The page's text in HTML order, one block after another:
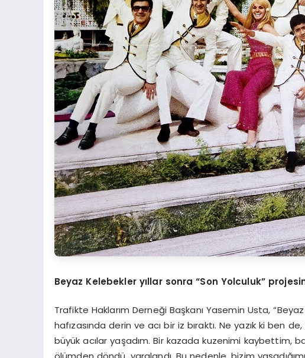
Beyaz Kelebekler yıllar sonra “Son Yolculuk”
Trafikte Haklarım Derneği Başkanı Yasemin Usta,
hafızasında derin ve acı bir iz bıraktı. Ne yazık ki ben
büyük acılar yaşadım. Bir kazada kuzenimi kaybettim,